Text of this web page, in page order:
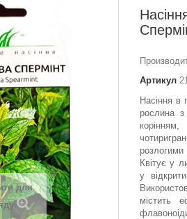
для
Артикул
Насіння в
рослина з
Квітує у
у
містить